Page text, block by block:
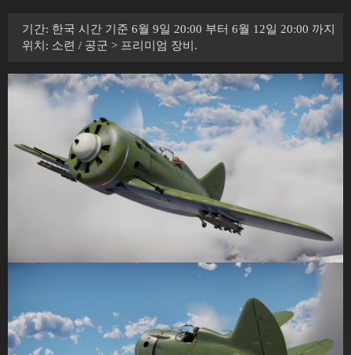
기간: 한국 시간 기준 6월 9일 20:00 부터 6월 12일 20:00 까지
위치: 소련 / 공군 > 프리미엄 장비.